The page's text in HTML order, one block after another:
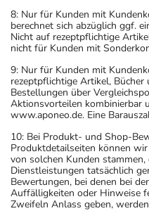
8: Nur für Kunden mit
berechnet sich abzüglich ggf.
Nicht auf rezeptpflichtige
nicht für Kunden mit
9: Nur für Kunden mit
rezeptpflichtige Artikel,
Bestellungen über
Aktionsvorteilen kombinierbar
www.aponeo.de. Eine
10: Bei Produkt- und Shop-
Produktdetailseiten können
von solchen Kunden
Dienstleistungen tatsächlich
Bewertungen, bei denen bei
Auffälligkeiten oder Hinweise
Zweifeln Anlass geben,